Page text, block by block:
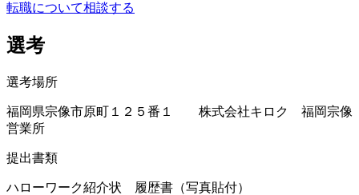
転職について相談する
選考
選考場所
福岡県宗像市原町１２５番１ 株式会社キロク 福岡宗像
営業所
提出書類
ハローワーク紹介状 履歴書（写真貼付）